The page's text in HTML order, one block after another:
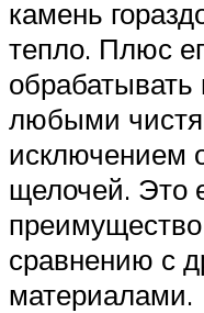
камень
тепло. Плюс
обрабатывать
любыми
исключением
щелочей. Это
сравнению с
материалами.